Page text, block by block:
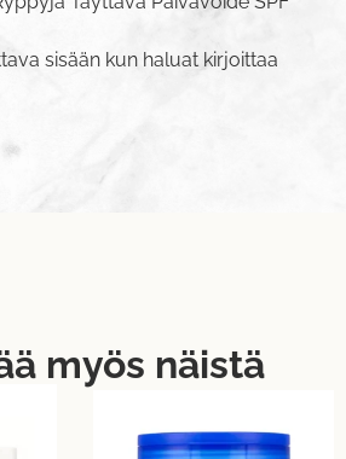
sisään kun haluat kirjoittaa
myös näistä